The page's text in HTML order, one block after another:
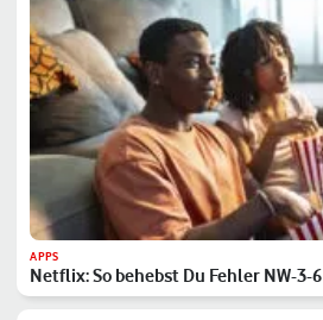
APPS
Netflix: So behebst Du Fehler NW-3-6